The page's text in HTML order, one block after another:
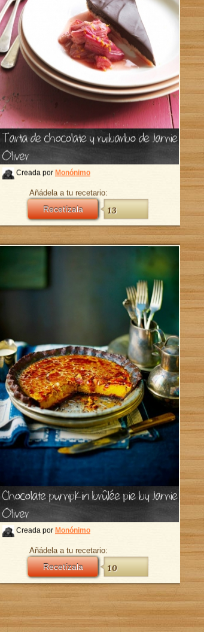
Tarta de chocolate y ruibarbo de Jamie
Oliver
Creada por Monónimo
Añádela a tu recetario:
Recetízala 13
Chocolate pumpkin brûlée pie by Jamie
Oliver
Creada por
Recetízala 10